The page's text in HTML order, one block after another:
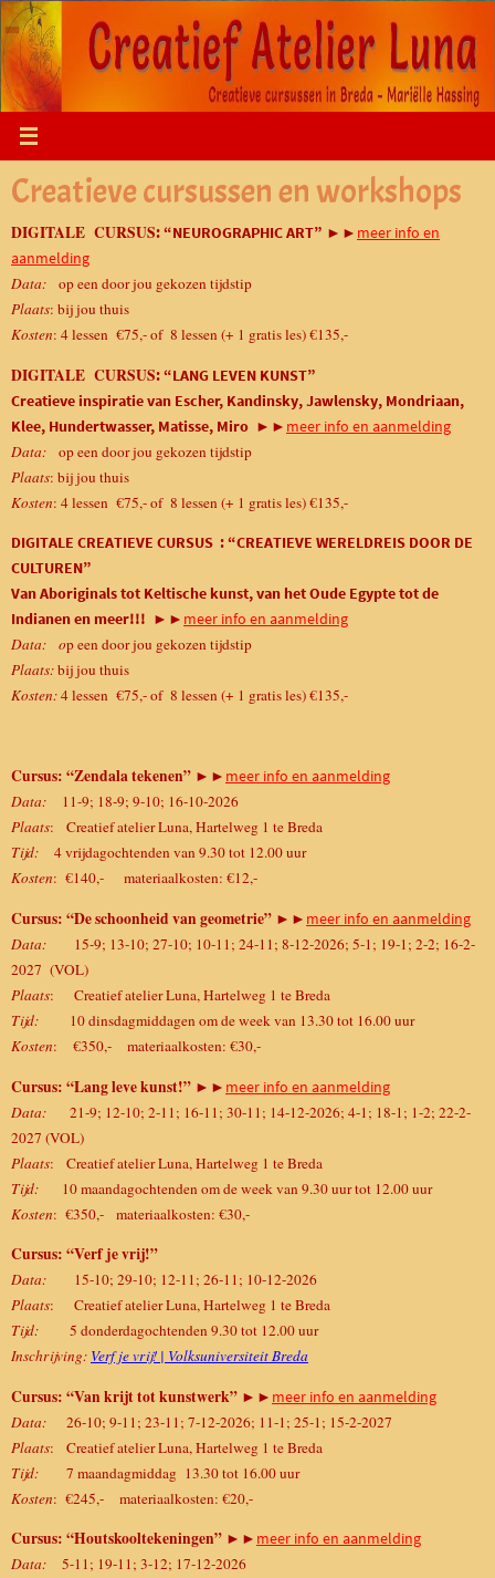
naar
de
inhoud
Creatieve cursussen en workshops
DIGITALE CURSUS: “NEUROGRAPHIC ART” ►► meer info en
aanmelding
Data: op een door jou gekozen tijdstip
Plaats: bij jou thuis
Kosten: 4 lessen €75,- of 8 lessen (+ 1 gratis les) €135,-
DIGITALE CURSUS: “LANG LEVEN KUNST”
Creatieve inspiratie van Escher, Kandinsky, Jawlensky, Mondriaan,
Klee, Hundertwasser, Matisse, Miro ►► meer info en aanmelding
Data: op een door jou gekozen tijdstip
Plaats: bij jou thuis
Kosten: 4 lessen €75,- of 8 lessen (+ 1 gratis les) €135,-
DIGITALE CREATIEVE CURSUS : “CREATIEVE WERELDREIS DOOR DE
CULTUREN”
Van Aboriginals tot Keltische kunst, van het Oude Egypte tot de
Indianen en meer!!! ►► meer info en aanmelding
Data: op een door jou gekozen tijdstip
Plaats:bij jou thuis
Kosten:4 lessen €75,- of 8 lessen (+ 1 gratis les) €135,-
Cursus: “Zendala tekenen” ►► meer info en aanmelding
Data:
11-9; 18-9; 9-10; 16-10-2026
Plaats: Creatief atelier Luna, Hartelweg 1 te Breda
Tijd:
4 vrijdagochtenden van 9.30 tot 12.00 uur
Kosten: €140,- materiaalkosten: €12,-
Cursus: “De schoonheid van geometrie” ►► meer info en aanmelding
Data:
15-9; 13-10; 27-10; 10-11; 24-11; 8-12-2026; 5-1; 19-1; 2-2; 16-2-
2027 (VOL)
Plaats: Creatief atelier Luna, Hartelweg 1 te Breda
Tijd:
10 dinsdagmiddagen om de week van 13.30 tot 16.00 uur
Kosten: €350,- materiaalkosten: €30,-
Cursus: “Lang leve kunst!” ►► meer info en aanmelding
Data:
21-9; 12-10; 2-11; 16-11; 30-11; 14-12-2026; 4-1; 18-1; 1-2; 22-2-
2027 (VOL)
Plaats: Creatief atelier Luna, Hartelweg 1 te Breda
Tijd:
10 maandagochtenden om de week van 9.30 uur tot 12.00 uur
Kosten: €350,- materiaalkosten: €30,-
Cursus: “Verf je vrij!”
Data:
15-10; 29-10; 12-11; 26-11; 10-12-2026
Plaats: Creatief atelier Luna, Hartelweg 1 te Breda
Tijd: 5 donderdagochtenden 9.30 tot 12.00 uur
Inschrijving: Verf je vrij! | Volksuniversiteit Breda
Cursus: “Van krijt tot kunstwerk” ►► meer info en aanmelding
Data: 26-10; 9-11; 23-11; 7-12-2026; 11-1; 25-1; 15-2-2027
Plaats: Creatief atelier Luna, Hartelweg 1 te Breda
Tijd: 7 maandagmiddag 13.30 tot 16.00 uur
Kosten: €245,- materiaalkosten: €20,-
Cursus: “Houtskooltekeningen” ►► meer info en aanmelding
Data: 5-11; 19-11; 3-12; 17-12-2026